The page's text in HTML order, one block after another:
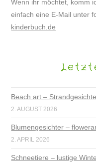
Wenn ihr möchtet, komm
einfach eine E-Mail unter
kinderbuch.de
Beach art –
2. AUGUST 2026
Blumengesichter –
2. APRIL 2026
Schneetiere – lustige